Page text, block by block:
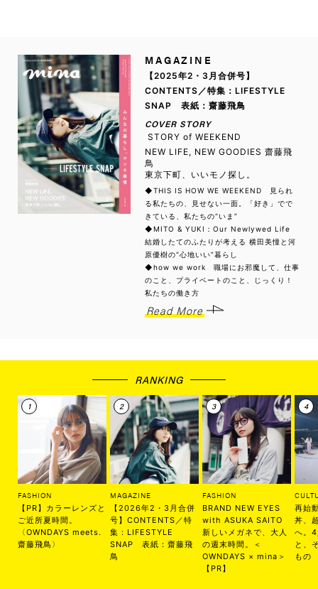
MAGAZINE
【2025年2・3月合併号】
CONTENTS／特集：LIFESTYLE
SNAP 表紙：齋藤飛鳥
COVER STORY
STORY of WEEKEND
NEW LIFE, NEW GOODIES 齋藤飛
鳥
東京下町、いいモノ探し。
◆THIS IS HOW WE WEEKEND 見られ
る私たちの、見せない一面。「好き」でで
きている、私たちの“いま”
◆MITO & YUKI：Our Newlywed Life
結婚したてのふたりが考える 横田美憧と河
原優樹の“心地いい”暮らし
◆how we work 職場にお邪魔して、仕事
のこと、プライベートのこと、じっくり！
私たちの働き方
Read More
RANKING
FASHION
【PR】カラーレンズと
ご近所夏時間。
〈OWNDAYS meets.
齋藤飛鳥〉
MAGAZINE
【2026年2・3月合併
号】CONTENTS／特
集：LIFESTYLE
SNAP 表紙：齋藤飛
鳥
FASHION
BRAND NEW EYES
with ASUKA SAITO
新しいメガネで、大人
の週末時間。＜
OWNDAYS × mina＞
【PR】
再始
丼、
へ。
と、
もの